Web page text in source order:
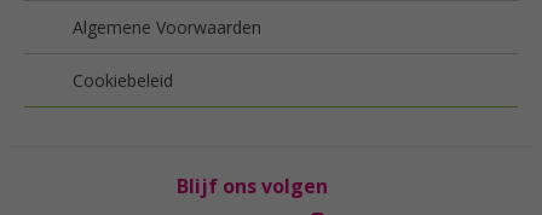
Algemene Voorwaarden
Cookiebeleid
Blijf ons volgen